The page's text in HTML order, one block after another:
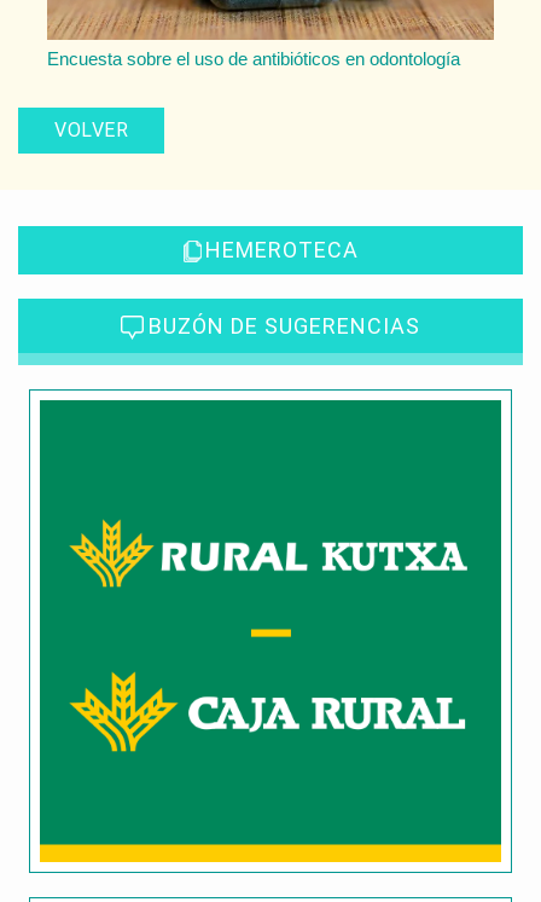
Encuesta sobre el uso de antibióticos en odontología
VOLVER
HEMEROTECA
BUZÓN DE SUGERENCIAS